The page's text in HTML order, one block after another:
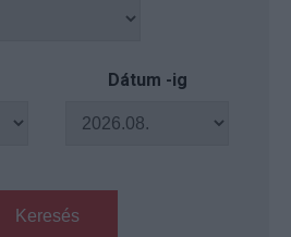
Dátum -ig
Keresés